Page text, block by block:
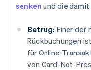
senken und die damit
Betrug: Einer der
Rückbuchungen
für Online-
von Card-Not-